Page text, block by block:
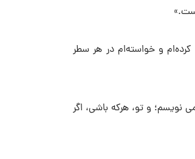
و خواسته‌‌ام در هر سطر
نویسم؛ و تو، هرکه باشی، اگر